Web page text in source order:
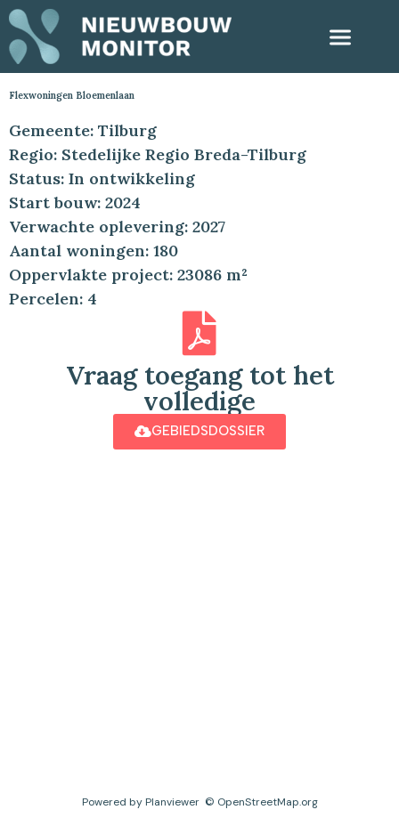
Flexwoningen Bloemenlaan
Gemeente: Tilburg
Regio: Stedelijke Regio Breda-Tilburg
Status: In ontwikkeling
Start bouw: 2024
Verwachte oplevering: 2027
Aantal woningen: 180
Oppervlakte project: 23086 m²
Percelen: 4
Vraag toegang tot het
volledige
GEBIEDSDOSSIER
Powered by Planviewer© OpenStreetMap.org